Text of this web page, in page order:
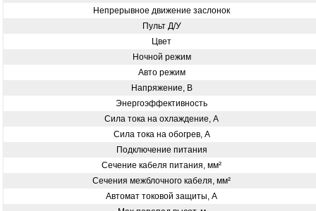
Непрерывное движение заслонок
Пульт Д/У
Цвет
Ночной режим
Авто режим
Напряжение, В
Энергоэффективность
Сила тока на охлаждение, А
Сила тока на обогрев, А
Подключение питания
Сечение кабеля питания, мм²
Сечения межблочного кабеля, мм²
Автомат токовой защиты, А